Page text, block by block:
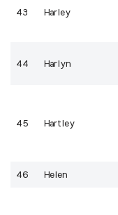
43 Harley
44 Harlyn
45 Hartley
46 Helen